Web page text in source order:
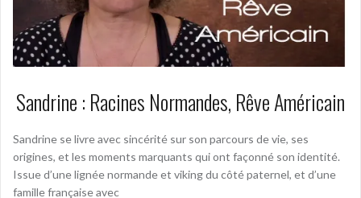
Sandrine : Racines Normandes, Rêve Américain
Sandrine se livre avec sincérité sur son parcours de vie, ses
origines, et les moments marquants qui ont façonné son identité.
Issue d’une lignée normande et viking du côté paternel, et d’une
famille française avec